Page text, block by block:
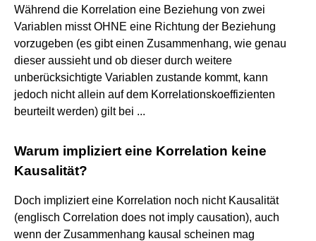
Während die Korrelation eine Beziehung von zwei
Variablen misst OHNE eine Richtung der Beziehung
vorzugeben (es gibt einen Zusammenhang, wie genau
dieser aussieht und ob dieser durch weitere
unberücksichtigte Variablen zustande kommt, kann
jedoch nicht allein auf dem Korrelationskoeffizienten
beurteilt werden) gilt bei ...
Warum impliziert eine Korrelation keine
Kausalität?
Doch impliziert eine Korrelation noch nicht Kausalität
(englisch Correlation does not imply causation), auch
wenn der Zusammenhang kausal scheinen mag